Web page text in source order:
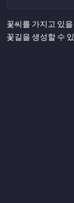
꽃씨를 가지고 있
꽃길을 생성할 수